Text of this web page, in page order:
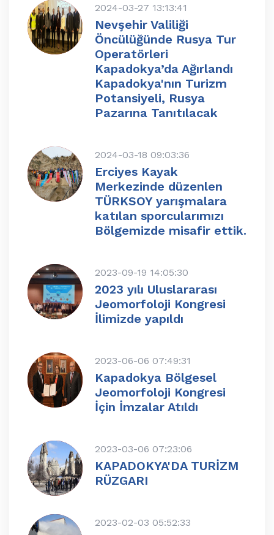
2024-03-27 13:13:41
Nevşehir Valiliği
Öncülüğünde Rusya Tur
Operatörleri
Kapadokya’da Ağırlandı
Kapadokya'nın Turizm
Potansiyeli, Rusya
Pazarına Tanıtılacak
2024-03-18 09:03:36
Erciyes Kayak
Merkezinde düzenlen
TÜRKSOY yarışmalara
katılan sporcularımızı
Bölgemizde misafir ettik.
2023-09-19 14:05:30
2023 yılı Uluslararası
Jeomorfoloji Kongresi
İlimizde yapıldı
2023-06-06 07:49:31
Kapadokya Bölgesel
Jeomorfoloji Kongresi
İçin İmzalar Atıldı
2023-03-06 07:23:06
KAPADOKYA'DA TURİZM
RÜZGARI
2023-02-03 05:52:33